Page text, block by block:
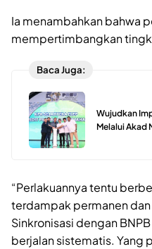
Ia menambahkan bahwa
mempertimbangkan
Baca Juga:
Wujudkan
Melalui Akad
“Perlakuannya tentu
terdampak permanen
Sinkronisasi dengan
berjalan sistematis. Yang